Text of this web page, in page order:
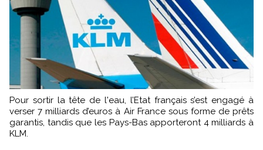
Pour sortir la tête de l'eau, l’Etat français s’est engagé à
verser 7 milliards d’euros à Air France sous forme de prêts
garantis, tandis que les Pays-Bas apporteront 4 milliards à
KLM.